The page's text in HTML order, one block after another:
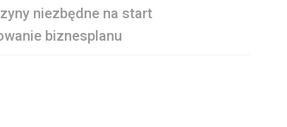
niezbędne na start
biznesplanu